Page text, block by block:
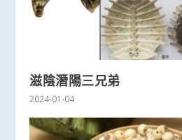
滋陰潛陽三兄弟
2024-01-04